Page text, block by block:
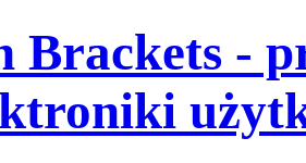
Brackets -